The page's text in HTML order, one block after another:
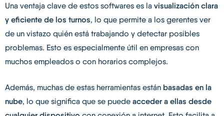
Una ventaja clave de estos softwares es la visualización clara
y eficiente de los turnos, lo que permite a los gerentes ver
de un vistazo quién está trabajando y detectar posibles
problemas. Esto es especialmente útil en empresas con
muchos empleados o con horarios complejos.
Además, muchas de estas herramientas están basadas en la
nube, lo que significa que se puede acceder a ellas desde